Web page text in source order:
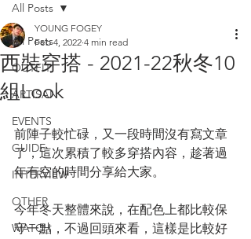
All Posts
OUTFIT
ARTISAN
EVENTS
GUIDE
INTERVIEW
OTHER
WATCH
All Posts
西裝穿搭 - 2021-22秋冬10
組Look
YOUNG FOGEY
Feb 4, 2022 4 min read
前陣子較忙碌，又一段時間沒有寫文章
了，這次累積了較多穿搭內容，趁著過
年有空的時間分享給大家。
今年冬天整體來說，在配色上都比較保
守一點，不過回頭來看，這樣是比較好